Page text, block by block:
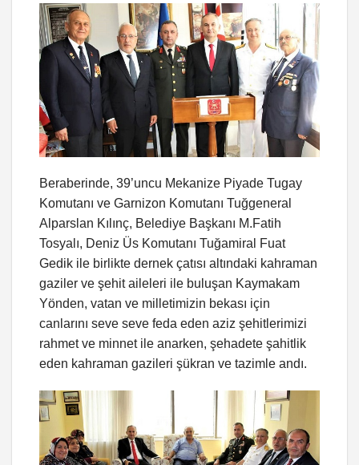
Beraberinde, 39’uncu Mekanize Piyade Tugay
Komutanı ve Garnizon Komutanı Tuğgeneral
Alparslan Kılınç, Belediye Başkanı M.Fatih
Tosyalı, Deniz Üs Komutanı Tuğamiral Fuat
Gedik ile birlikte dernek çatısı altındaki kahraman
gaziler ve şehit aileleri ile buluşan Kaymakam
Yönden, vatan ve milletimizin bekası için
canlarını seve seve feda eden aziz şehitlerimizi
rahmet ve minnet ile anarken, şehadete şahitlik
eden kahraman gazileri şükran ve tazimle andı.